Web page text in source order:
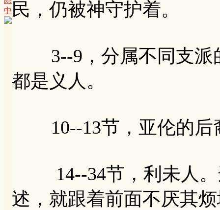
中 民，仍被神守护着。
3--9，分属不同支派
都是义人。
10--13节，亚伦的后
14--34节，利未人。
述，就跟着前面不厌其